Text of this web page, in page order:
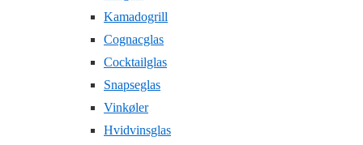
Kamadogrill
Cognacglas
Cocktailglas
Snapseglas
Vinkøler
Hvidvinsglas